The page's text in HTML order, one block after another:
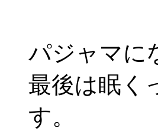
パジャマに
最後は眠く
す。